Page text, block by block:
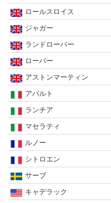
ロールスロイス
ジャガー
ランドローバー
ローバー
アストンマーティン
アバルト
ランチア
マセラティ
ルノー
シトロエン
サーブ
キャデラック